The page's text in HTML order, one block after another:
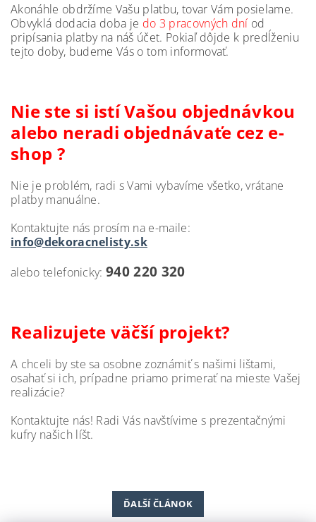
Akonáhle obdržíme Vašu platbu, tovar Vám posielame.
Obvyklá dodacia doba je do 3 pracovných dní od
pripísania platby na náš účet. Pokiaľ dôjde k predĺženiu
tejto doby, budeme Vás o tom informovať.
Nie ste si istíVašou objednávkou
alebo neradi objednávaťe cez e-
shop ?
Nie je problém, radi s Vami vybavíme všetko, vrátane
platby manuálne.
Kontaktujte nás prosím na e-maile:
info@dekoracnelisty.sk
alebo telefonicky:940 220 320
Realizujete väčší projekt?
A chceli by ste sa osobne zoznámiťs našimi lištami,
osahaťsi ich, prípadne priamo primerať na mieste Vašej
realizácie?
Kontaktujte nás! Radi Vás navštívime s prezentačnými
kufry našich líšt.
ĎALŠÍ ČLÁNOK